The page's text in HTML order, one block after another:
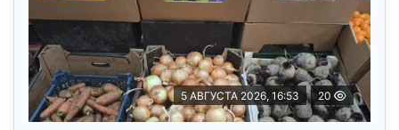
5 АВГУСТА 2026, 16:53 20